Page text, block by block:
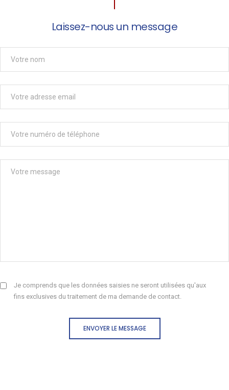
Laissez-nous un message
Je comprends que les données saisies ne seront utilisées qu'aux
fins exclusives du traitement de ma demande de contact.
ENVOYER LE MESSAGE